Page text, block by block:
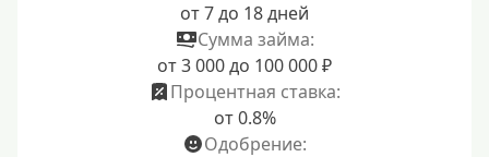
от 7 до 18 дней
Сумма займа:
от 3 000 до 100 000 ₽
Процентная ставка:
от 0.8%
Одобрение: